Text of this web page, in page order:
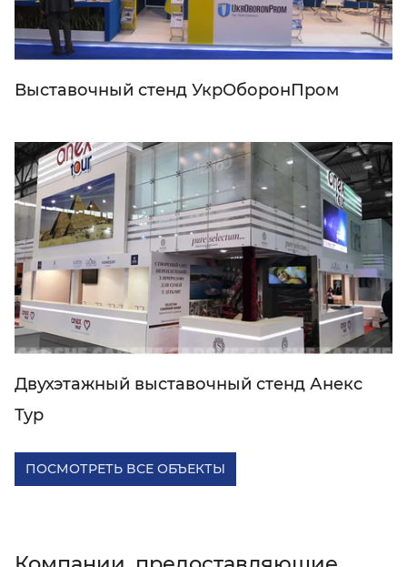
Выставочный стенд УкрОборонПром
Двухэтажный выставочный стенд Анекс
Тур
ПОСМОТРЕТЬ ВСЕ ОБЪЕКТЫ